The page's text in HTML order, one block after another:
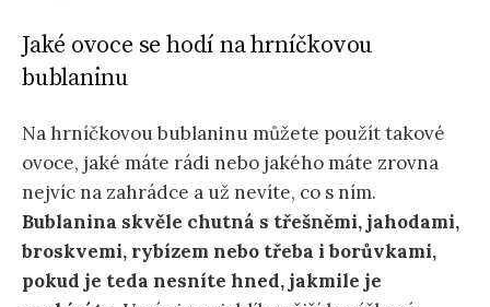
Jaké ovoce se hodí na hrníčkovou
bublaninu
Na hrníčkovou bublaninu můžete použít takové
ovoce, jaké máte rádi nebo jakého máte zrovna
nejvíc na zahrádce a už nevíte, co s ním.
Bublanina skvěle chutná s třešněmi, jahodami,
broskvemi, rybízem nebo třeba i borůvkami,
pokud je teda nesníte hned, jakmile je